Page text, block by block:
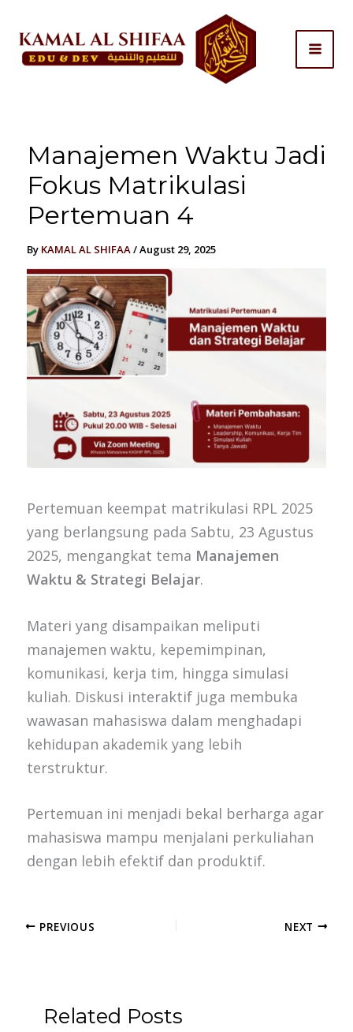
content
Manajemen Waktu Jadi
Fokus Matrikulasi
Pertemuan 4
By KAMAL AL SHIFAA/August 29, 2025
Pertemuan keempat matrikulasi RPL 2025
yang berlangsung pada Sabtu, 23 Agustus
2025, mengangkat tema Manajemen
Waktu & Strategi Belajar.
Materi yang disampaikan meliputi
manajemen waktu, kepemimpinan,
komunikasi, kerja tim, hingga simulasi
kuliah. Diskusi interaktif juga membuka
wawasan mahasiswa dalam menghadapi
kehidupan akademik yang lebih
terstruktur.
Pertemuan ini menjadi bekal berharga agar
mahasiswa mampu menjalani perkuliahan
dengan lebih efektif dan produktif.
PREVIOUS NEXT
Related Posts